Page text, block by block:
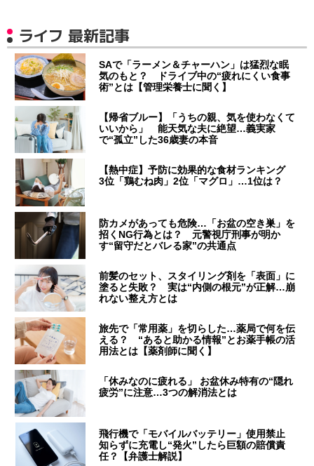
ライフ 最新記事
SAで「ラーメン＆チャーハン」は猛烈な眠
気のもと？ ドライブ中の“疲れにくい食事
術”とは【管理栄養士に聞く】
【帰省ブルー】「うちの親、気を使わなくて
いいから」 能天気な夫に絶望…義実家
で“孤立”した36歳妻の本音
【熱中症】予防に効果的な食材ランキング
3位「鶏むね肉」2位「マグロ」…1位は？
防カメがあっても危険…「お盆の空き巣」を
招くNG行為とは？ 元警視庁刑事が明か
す“留守だとバレる家”の共通点
前髪のセット、スタイリング剤を「表面」に
塗ると失敗？ 実は“内側の根元”が正解…崩
れない整え方とは
旅先で「常用薬」を切らした…薬局で何を伝
える？ “あると助かる情報”とお薬手帳の活
用法とは【薬剤師に聞く】
「休みなのに疲れる」 お盆休み特有の“隠れ
疲労”に注意…3つの解消法とは
飛行機で「モバイルバッテリー」使用禁止
知らずに充電し“発火”したら巨額の賠償責
任？【弁護士解説】